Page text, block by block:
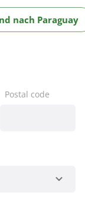
nach Paraguay
Postal code